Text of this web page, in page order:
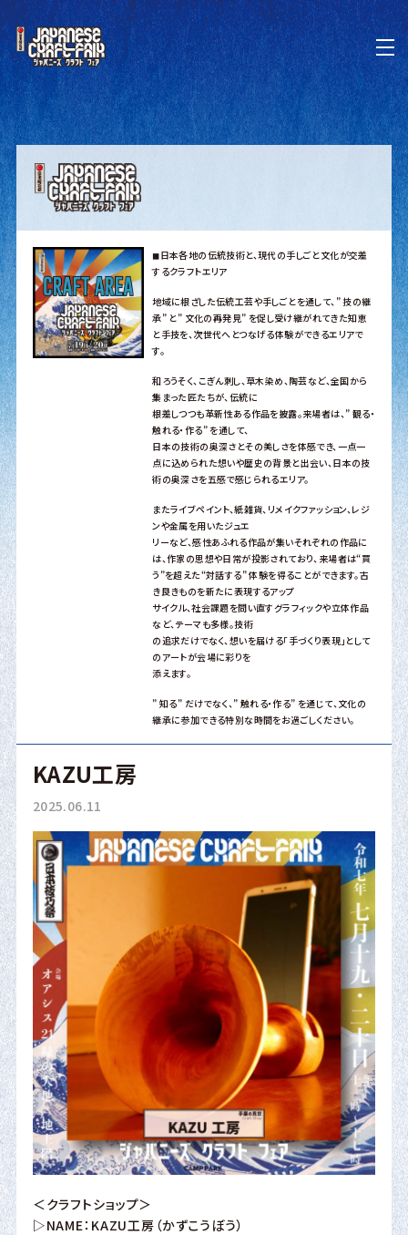
◼︎日本各地の伝統技術と、現代の手しごと文化が交差
するクラフトエリア
地域に根ざした伝統工芸や手しごとを通して、” 技の継
承” と” 文化の再発見” を促し受け継がれてきた知恵
と手技を、次世代へとつなげる体験ができるエリアで
す。
和ろうそく、こぎん刺し、草木染め、陶芸など、全国から
集まった匠たちが、伝統に
根差しつつも革新性ある作品を披露。来場者は、” 観る・
触れる・作る” を通して、
日本の技術の奥深さとその美しさを体感でき、一点一
点に込められた想いや歴史の背景と出会い、日本の技
術の奥深さを五感で感じられるエリア。
またライブペイント、紙雑貨、リメイクファッション、レジ
ンや金属を用いたジュエ
リーなど、感性あふれる作品が集いそれぞれの作品に
は、作家の思想や日常が投影されており、来場者は“買
う”を超えた“対話する” 体験を得ることができます。古
き良きものを新たに表現するアップ
サイクル、社会課題を問い直すグラフィックや立体作品
など、テーマも多様。技術
の追求だけでなく、想いを届ける「手づくり表現」として
のアートが会場に彩りを
添えます。
” 知る” だけでなく、” 触れる・作る” を通じて、文化の
継承に参加できる特別な時間をお過ごしください。
KAZU工房
2025.06.11
＜クラフトショップ＞
▷NAME：KAZU工房（かずこうぼう）